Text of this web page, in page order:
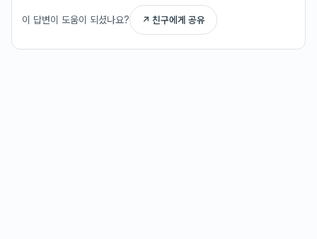
이 답변이 도움이 되셨나요? ↗ 친구에게 공유